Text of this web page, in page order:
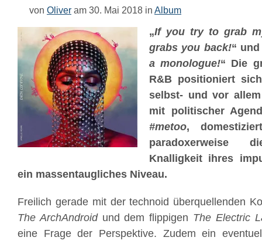
von Oliver am 30. Mai 2018 in Album
„If you try to grab
grabs you back!“ und
a monologue!“ Die
R&B positioniert
selbst- und vor
mit politischer
#metoo,
paradoxerweise
Knalligkeit ihres
ein massentaugliches Niveau.
Freilich gerade mit der technoid überquellenden
The ArchAndroidund dem flippigen The Electric
eine Frage der Perspektive. Zudem ein